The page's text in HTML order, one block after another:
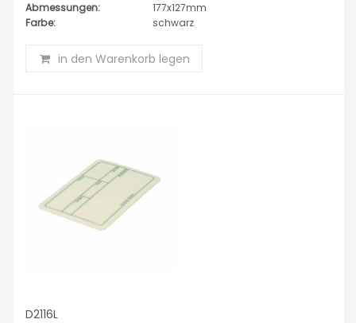
Abmessungen:
177x127mm
Farbe:
schwarz
in den Warenkorb legen
D2116L